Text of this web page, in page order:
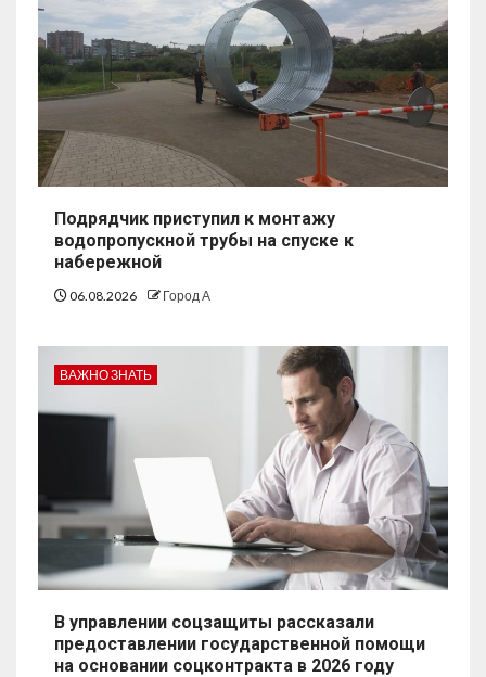
Подрядчик приступил к монтажу
водопропускной трубы на спуске к
набережной
06.08.2026 Город А
ВАЖНО ЗНАТЬ
В управлении соцзащиты рассказали
предоставлении государственной помощи
на основании соцконтракта в 2026 году